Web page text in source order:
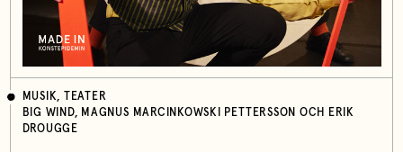
MUSIK, TEATER
BIG WIND, MAGNUS MARCINKOWSKI PETTERSSON OCH ERIK
DROUGGE